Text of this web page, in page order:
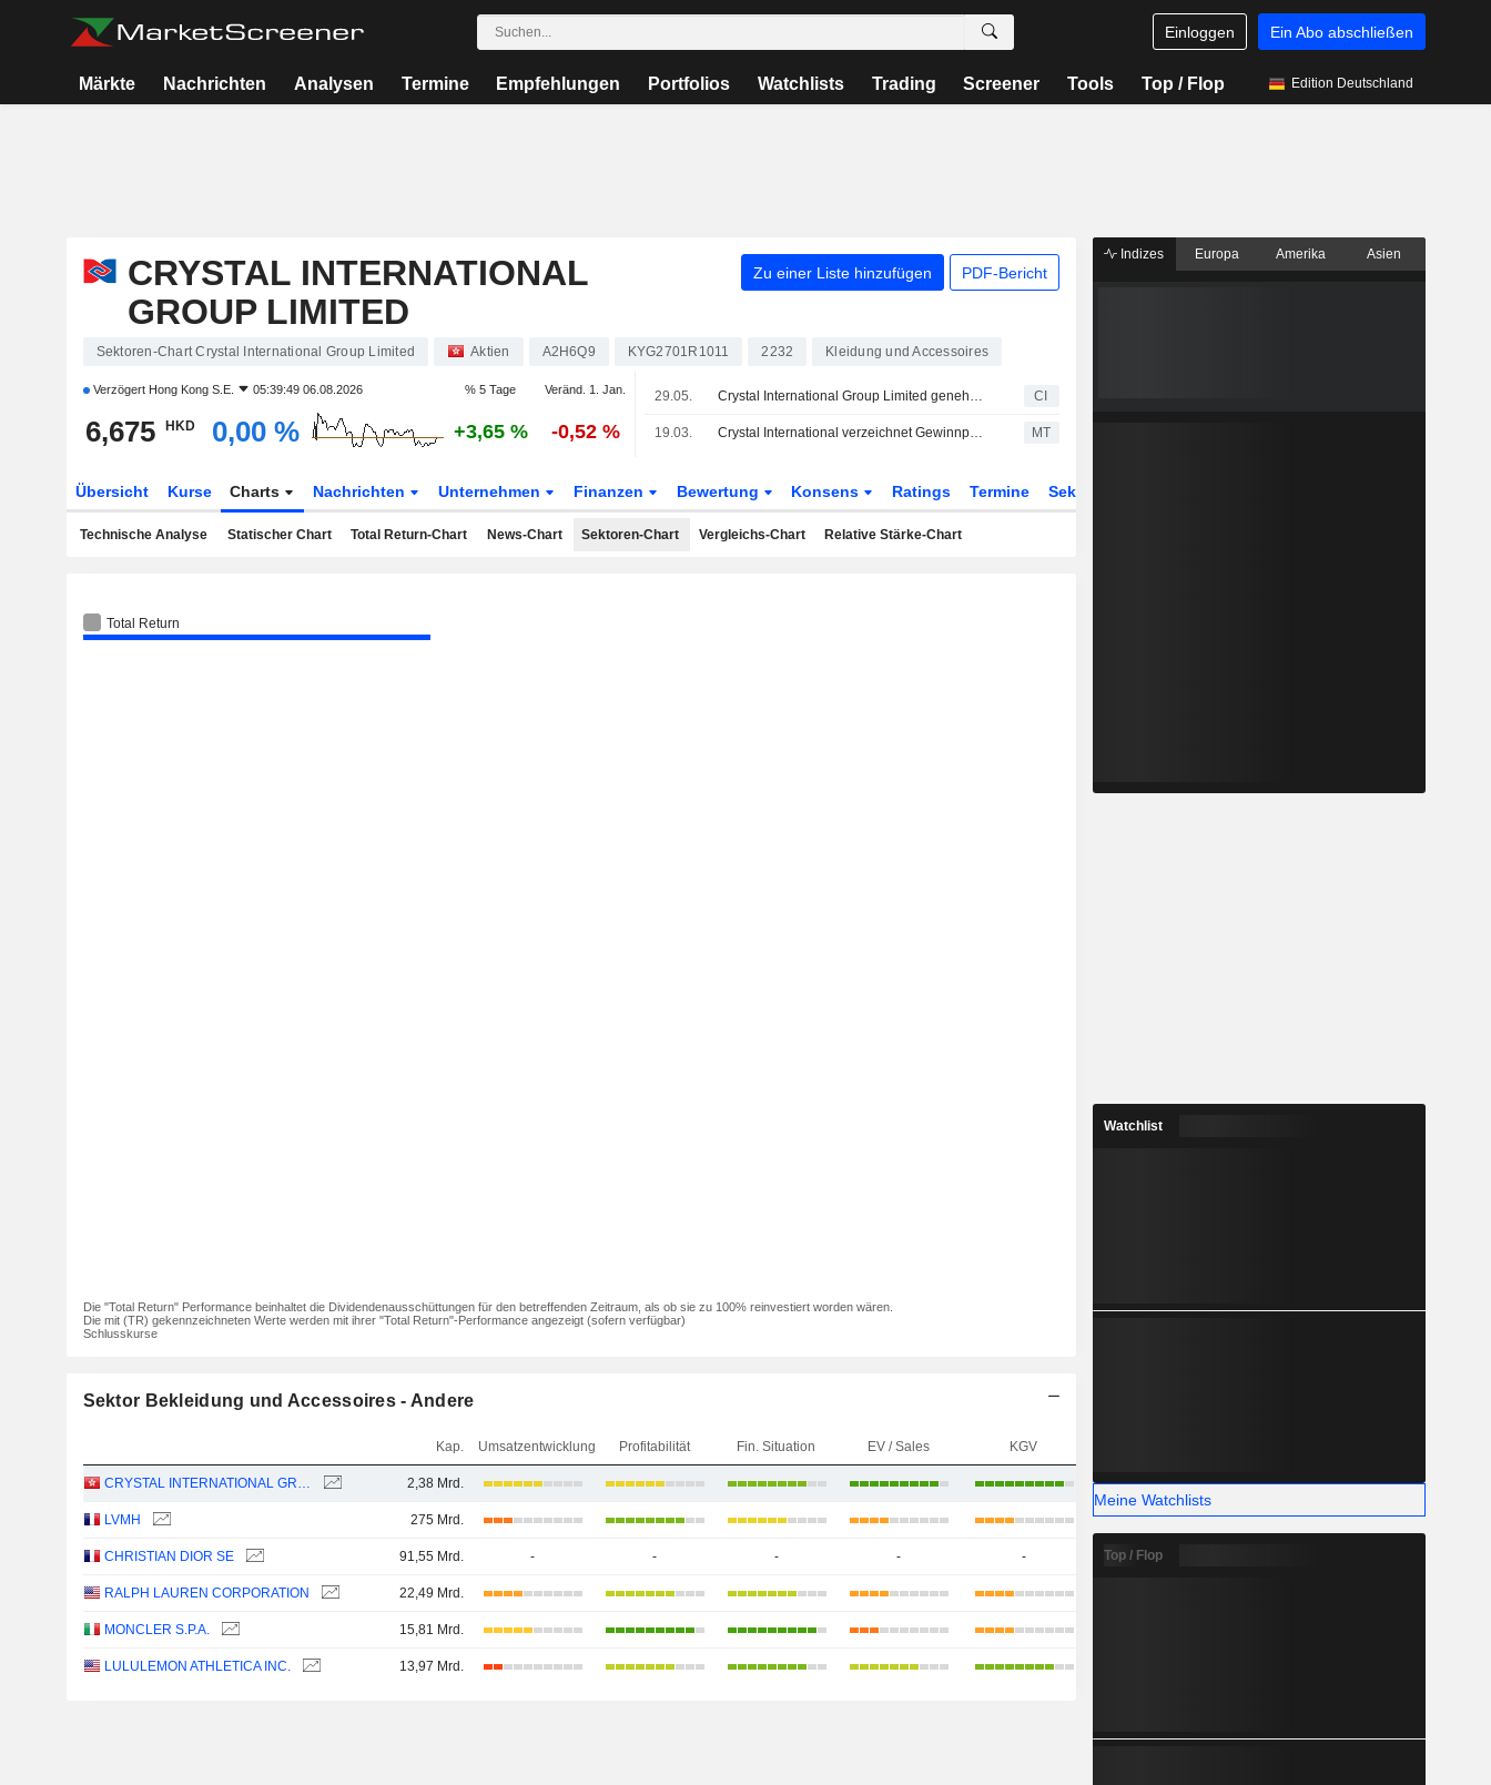
Einloggen Ein Abo abschließen
Märkte Nachrichten Analysen Termine Empfehlungen Portfolios Watchlists Trading Screener Tools Top / Flop Edition Deutschland
CRYSTAL INTERNATIONAL
GROUP LIMITED
Zu einer Liste hinzufügen PDF-Bericht
Sektoren-Chart Crystal International Group Limited Aktien A2H6Q9 KYG2701R1011 2232 Kleidung und Accessoires
Verzögert Hong Kong S.E. 05:39:49 06.08.2026 % 5 Tage Veränd. 1. Jan.
6,675 HKD 0,00 % +3,65 % -0,52 %
29.05. Crystal International Group Limited genehmigt Schlussdividende für das am 31. Dezember 2025 endende Geschäftsjahr CI
19.03. Crystal International verzeichnet Gewinnplus im Geschäftsjahr 2025 MT
Übersicht Kurse Charts Nachrichten Unternehmen Finanzen Bewertung Konsens Ratings Termine Sektor
Technische Analyse Statischer Chart Total Return-Chart News-Chart Sektoren-Chart Vergleichs-Chart Relative Stärke-Chart
Total Return
Die "Total Return" Performance beinhaltet die Dividendenausschüttungen für den betreffenden Zeitraum, als ob sie zu 100% reinvestiert worden wären.
Die mit (TR) gekennzeichneten Werte werden mit ihrer "Total Return"-Performance angezeigt (sofern verfügbar)
Schlusskurse
Sektor Bekleidung und Accessoires - Andere
Kap. Umsatzentwicklung Profitabilität Fin. Situation EV / Sales KGV
CRYSTAL INTERNATIONAL GROUP LIMITED 2,38 Mrd.
LVMH 275 Mrd.
CHRISTIAN DIOR SE 91,55 Mrd. - - - - -
RALPH LAUREN CORPORATION 22,49 Mrd.
MONCLER S.P.A. 15,81 Mrd.
LULULEMON ATHLETICA INC. 13,97 Mrd.
Indizes Europa Amerika Asien
Watchlist
Meine Watchlists
Top / Flop